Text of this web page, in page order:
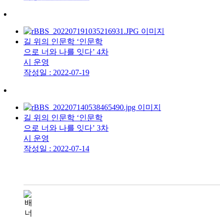
길 위의 인문학 ‘인문학
으로 너와 나를 잇다’ 4차
시 운영
작성일 : 2022-07-19
길 위의 인문학 ‘인문학
으로 너와 나를 잇다’ 3차
시 운영
작성일 : 2022-07-14